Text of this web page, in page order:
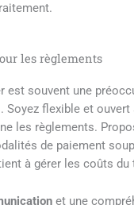
les règlements
est souvent une
Soyez flexible et
les règlements.
de paiement
à gérer les coûts
et une